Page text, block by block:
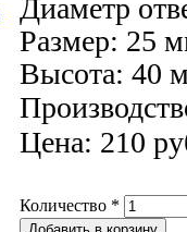
Диаметр
Размер: 25
Высота: 40
Цена: 210
Количество *